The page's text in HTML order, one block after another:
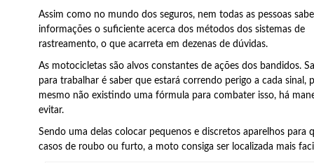
Assim como no mundo dos seguros, nem todas as pessoas
informações o suficiente acerca dos métodos dos sistemas de
rastreamento, o que acarreta em dezenas de dúvidas.
As motocicletas são alvos constantes de ações dos bandidos.
para trabalhar é saber que estará correndo perigo a cada sinal,
mesmo não existindo uma fórmula para combater isso, há
evitar.
Sendo uma delas colocar pequenos e discretos aparelhos para
casos de roubo ou furto, a moto consiga ser localizada mais